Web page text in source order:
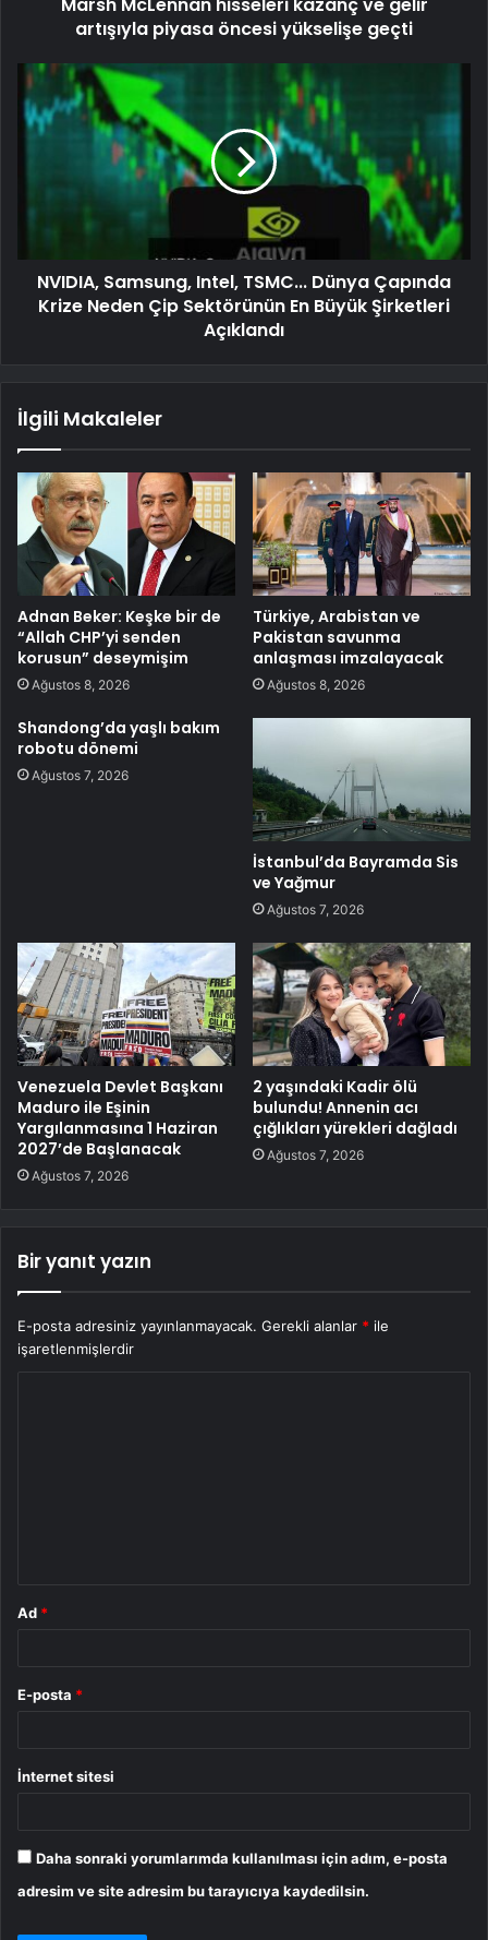
Marsh McLennan hisseleri kazanç ve gelir
artışıyla piyasa öncesi yükselişe geçti
NVIDIA, Samsung, Intel, TSMC... Dünya Çapında
Krize Neden Çip Sektörünün En Büyük Şirketleri
Açıklandı
İlgili Makaleler
Adnan Beker: Keşke bir de
“Allah CHP’yi senden
korusun” deseymişim
Ağustos 8, 2026
Türkiye, Arabistan ve
Pakistan savunma
anlaşması imzalayacak
Ağustos 8, 2026
Shandong’da yaşlı bakım
robotu dönemi
Ağustos 7, 2026
İstanbul’da Bayramda Sis
ve Yağmur
Ağustos 7, 2026
Venezuela Devlet Başkanı
Maduro ile Eşinin
Yargılanmasına 1 Haziran
2027’de Başlanacak
Ağustos 7, 2026
2 yaşındaki Kadir ölü
bulundu! Annenin acı
çığlıkları yürekleri dağladı
Ağustos 7, 2026
Bir yanıt yazın
E-posta adresiniz yayınlanmayacak. Gerekli alanlar * ile
işaretlenmişlerdir
Ad *
E-posta *
İnternet sitesi
Daha sonraki yorumlarımda kullanılması için adım, e-posta
adresim ve site adresim bu tarayıcıya kaydedilsin.